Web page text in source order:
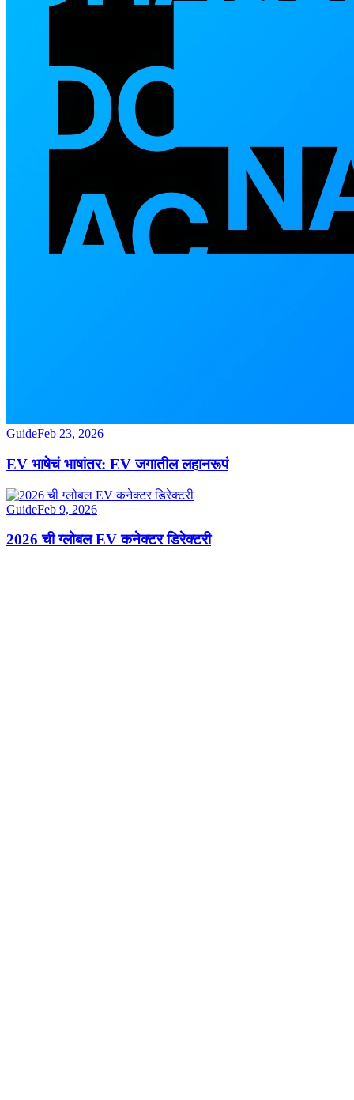
GuideFeb 23, 2026
EV भाषेचं भाषांतर: EV जगातील लहानरूपं
GuideFeb 9, 2026
2026 ची ग्लोबल EV कनेक्टर डिरेक्टरी